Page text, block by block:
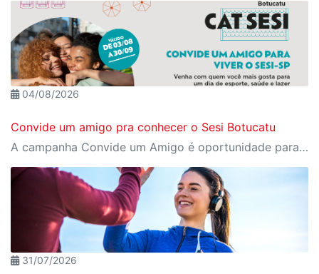
04/08/2026
Convide um amigo pra conhecer o Sesi Botucatu
A campanha Convide um Amigo é oportunidade para reunir amigos para aproveitar juntos toda estrutura da unidade SESI Botucatu. Os benefícios para clientes e convidados estão no regulamento
31/07/2026